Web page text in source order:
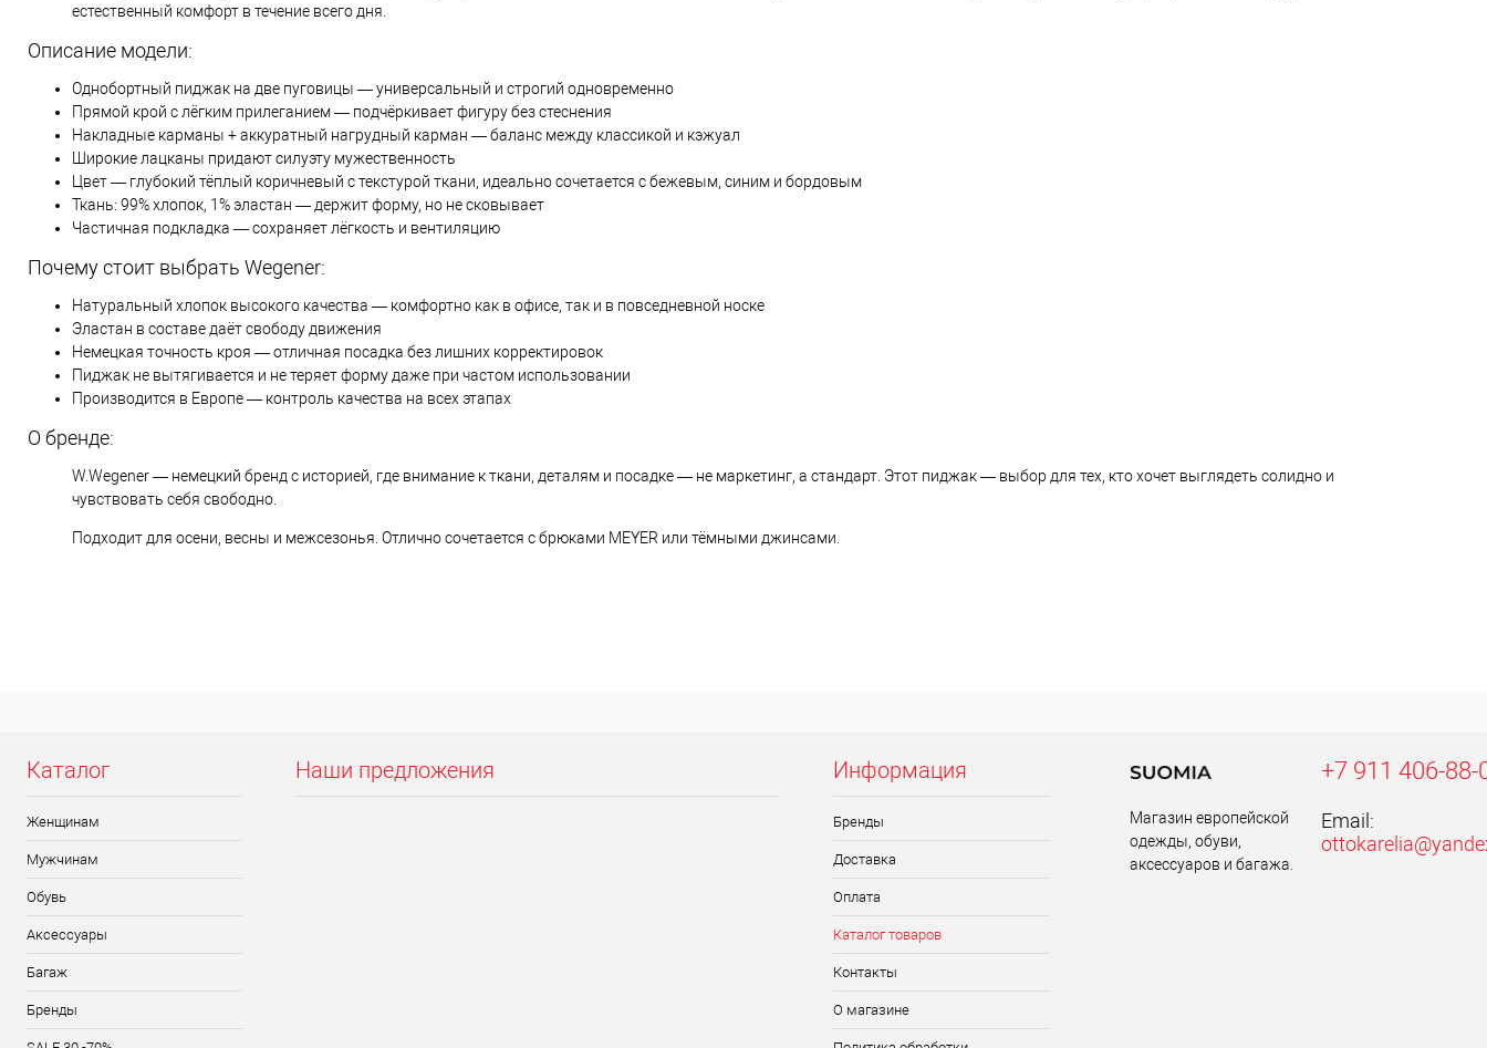
естественный комфорт в течение всего дня.
Описание модели:
Однобортный пиджак на две пуговицы — универсальный и строгий одновременно
Прямой крой с лёгким прилеганием — подчёркивает фигуру без стеснения
Накладные карманы + аккуратный нагрудный карман — баланс между классикой и кэжуал
Широкие лацканы придают силуэту мужественность
Цвет — глубокий тёплый коричневый с текстурой ткани, идеально сочетается с бежевым, синим и бордовым
Ткань: 99% хлопок, 1% эластан — держит форму, но не сковывает
Частичная подкладка — сохраняет лёгкость и вентиляцию
Почему стоит выбрать Wegener:
Натуральный хлопок высокого качества — комфортно как в офисе, так и в повседневной носке
Эластан в составе даёт свободу движения
Немецкая точность кроя — отличная посадка без лишних корректировок
Пиджак не вытягивается и не теряет форму даже при частом использовании
Производится в Европе — контроль качества на всех этапах
О бренде:
W.Wegener — немецкий бренд с историей, где внимание к ткани, деталям и посадке — не маркетинг, а стандарт. Этот пиджак — выбор для тех, кто хочет выглядеть солидно и
чувствовать себя свободно.
Подходит для осени, весны и межсезонья. Отлично сочетается с брюками MEYER или тёмными джинсами.
Каталог
Женщинам
Мужчинам
Обувь
Аксессуары
Багаж
Бренды
Наши предложения Информация
Бренды
Доставка
Оплата
Каталог товаров
Контакты
О магазине
Магазин европейской
одежды, обуви,
аксессуаров и багажа.
+7 911 406-88-
Email: